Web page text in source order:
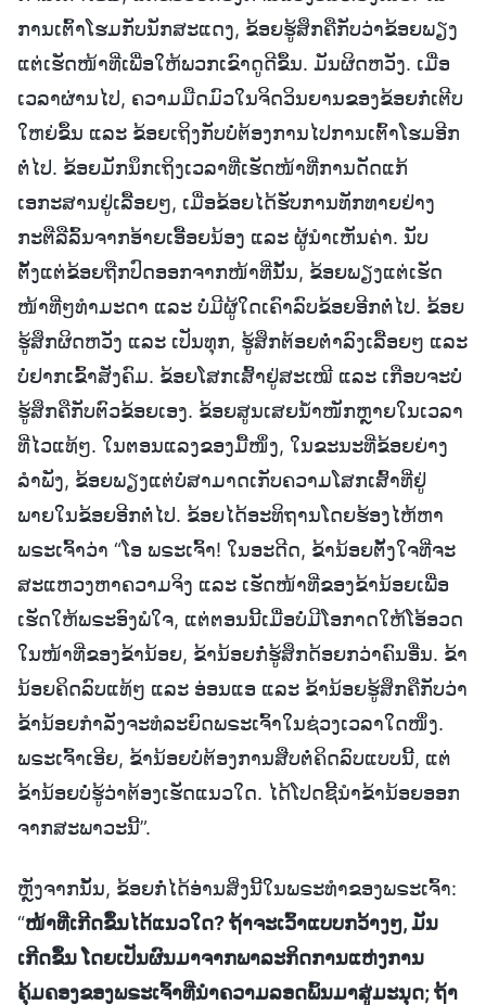
ການເຕົ້າໂຮມກັບນັກສະແດງ, ຂ້ອຍຮູ້ສຶກຄືກັບວ່າຂ້ອຍພຽງ
ແຕ່ເຮັດໜ້າທີ່ເພື່ອໃຫ້ພວກເຂົາດູດີຂຶ້ນ. ມັນຜິດຫວັງ. ເມື່ອ
ເວລາຜ່ານໄປ, ຄວາມມືດມົວໃນຈິດວິນຍານຂອງຂ້ອຍກໍ່ເຕີບ
ໃຫຍ່ຂຶ້ນ ແລະ ຂ້ອຍເຖິງກັບບໍ່ຕ້ອງການໄປການເຕົ້າໂຮມອີກ
ຕໍ່ໄປ. ຂ້ອຍມັກນຶກເຖິງເວລາທີ່ເຮັດໜ້າທີ່ການດັດແກ້
ເອກະສານຢູ່ເລື້ອຍໆ, ເມື່ອຂ້ອຍໄດ້ຮັບການທັກທາຍຢ່າງ
ກະຕືລືລົ້ນຈາກອ້າຍເອື້ອຍນ້ອງ ແລະ ຜູ້ນໍາເຫັນຄ່າ. ນັບ
ຕັ້ງແຕ່ຂ້ອຍຖືກປົດອອກຈາກໜ້າທີ່ນັ້ນ, ຂ້ອຍພຽງແຕ່ເຮັດ
ໜ້າທີ່ໆທຳມະດາ ແລະ ບໍ່ມີຜູ້ໃດເຄົາລົບຂ້ອຍອີກຕໍ່ໄປ. ຂ້ອຍ
ຮູ້ສຶກຜິດຫວັງ ແລະ ເປັນທຸກ, ຮູ້ສຶກຕ້ອຍຕໍ່າລົງເລື້ອຍໆ ແລະ
ບໍ່ຢາກເຂົ້າສັງຄົມ. ຂ້ອຍໂສກເສົ້າຢູ່ສະເໝີ ແລະ ເກືອບຈະບໍ່
ຮູ້ສຶກຄືກັບຕົວຂ້ອຍເອງ. ຂ້ອຍສູນເສຍນໍ້າໜັກຫຼາຍໃນເວລາ
ທີ່ໄວແທ້ໆ. ໃນຕອນແລງຂອງມື້ໜຶ່ງ, ໃນຂະນະທີ່ຂ້ອຍຍ່າງ
ລຳພັງ, ຂ້ອຍພຽງແຕ່ບໍ່ສາມາດເກັບຄວາມໂສກເສົ້າທີ່ຢູ່
ພາຍໃນຂ້ອຍອີກຕໍ່ໄປ. ຂ້ອຍໄດ້ອະທິຖານໂດຍຮ້ອງໄຫ້ຫາ
ພຣະເຈົ້າວ່າ “ໂອ ພຣະເຈົ້າ! ໃນອະດີດ, ຂ້ານ້ອຍຕັ້ງໃຈທີ່ຈະ
ສະແຫວງຫາຄວາມຈິງ ແລະ ເຮັດໜ້າທີ່ຂອງຂ້ານ້ອຍເພື່ອ
ເຮັດໃຫ້ພຣະອົງພໍໃຈ, ແຕ່ຕອນນີ້ເມື່ອບໍ່ມີໂອກາດໃຫ້ໂອ້ອວດ
ໃນໜ້າທີ່ຂອງຂ້ານ້ອຍ, ຂ້ານ້ອຍກໍ່ຮູ້ສຶກດ້ອຍກວ່າຄົນອື່ນ. ຂ້າ
ນ້ອຍຄິດລົບແທ້ໆ ແລະ ອ່ອນແອ ແລະ ຂ້ານ້ອຍຮູ້ສຶກຄືກັບວ່າ
ຂ້ານ້ອຍກຳລັງຈະທໍລະຍົດພຣະເຈົ້າໃນຊ່ວງເວລາໃດໜຶ່ງ.
ພຣະເຈົ້າເອີຍ, ຂ້ານ້ອຍບໍ່ຕ້ອງການສືບຕໍ່ຄິດລົບແບບນີ້, ແຕ່
ຂ້ານ້ອຍບໍ່ຮູ້ວ່າຕ້ອງເຮັດແນວໃດ. ໄດ້ໂປດຊີ້ນໍາຂ້ານ້ອຍອອກ
ຈາກສະພາວະນີ້”.
ຫຼັງຈາກນັ້ນ, ຂ້ອຍກໍ່ໄດ້ອ່ານສິ່ງນີ້ໃນພຣະທຳຂອງພຣະເຈົ້າ:
“ໜ້າທີ່ເກີດຂຶ້ນໄດ້ແນວໃດ? ຖ້າຈະເວົ້າແບບກວ້າງໆ, ມັນ
ເກີດຂຶ້ນ ໂດຍເປັນຜົນມາຈາກພາລະກິດການແຫ່ງການ
ຄຸ້ມຄອງຂອງພຣະເຈົ້າທີ່ນໍາຄວາມລອດພົ້ນມາສູ່ມະນຸດ; ຖ້າ